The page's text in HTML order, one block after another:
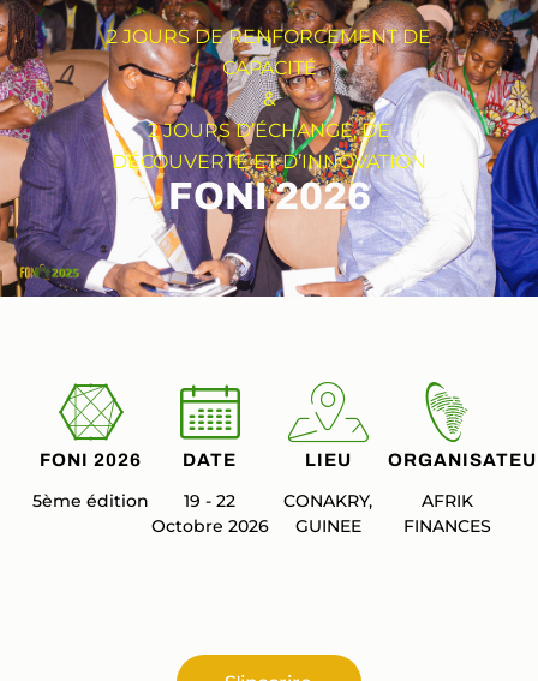
2 JOURS DE RENFORCEMENT DE
CAPACITÉ
&
2 JOURS D’ÉCHANGE, DE
DÉCOUVERTE ET D’INNOVATION
FONI 2026
FONI 2026
5ème édition
DATE
19 - 22
Octobre 2026
LIEU
CONAKRY,
GUINEE
AFRIK
FINANCES